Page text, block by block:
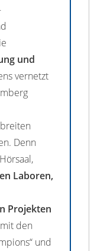
und
vernetzt
Denn
Laboren,
Projekten
den
und